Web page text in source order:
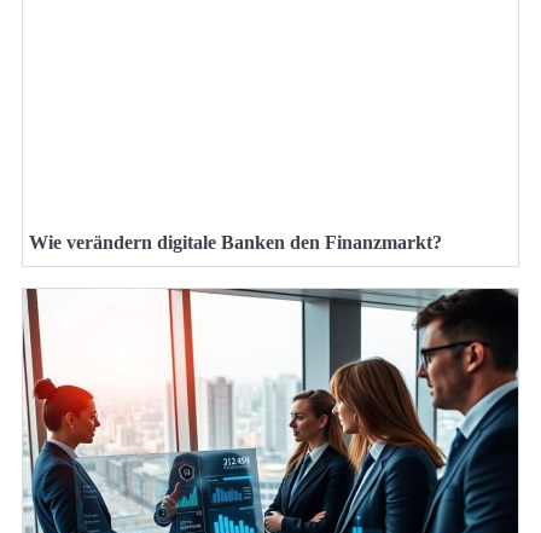
Wie verändern digitale Banken den Finanzmarkt?